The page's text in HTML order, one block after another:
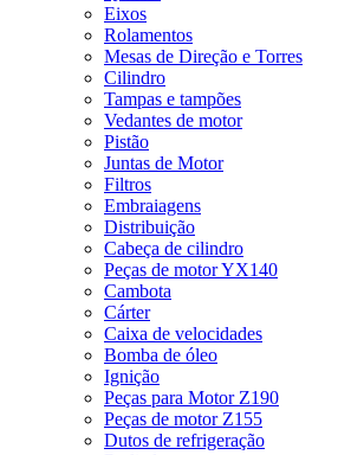
Eixos
Rolamentos
Mesas de Direção e Torres
Cilindro
Tampas e tampões
Vedantes de motor
Pistão
Juntas de Motor
Filtros
Embraiagens
Distribuição
Cabeça de cilindro
Peças de motor YX140
Cambota
Cárter
Caixa de velocidades
Bomba de óleo
Ignição
Peças para Motor Z190
Peças de motor Z155
Dutos de refrigeração